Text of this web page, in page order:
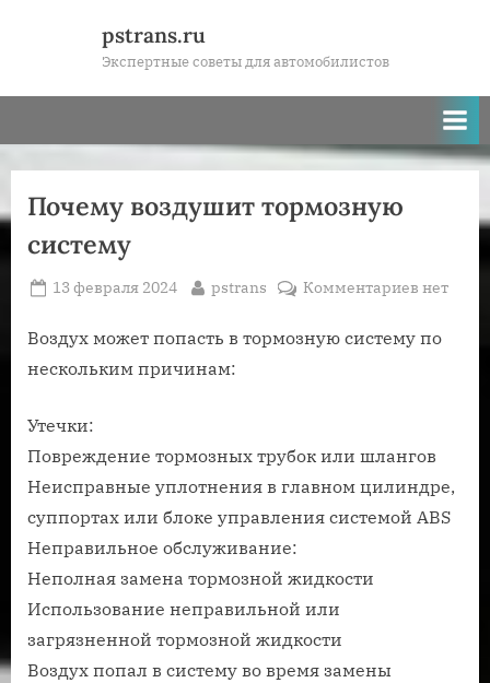
pstrans.ru
Экспертные советы для автомобилистов
Почему воздушит тормозную
систему
Posted
13 февраля 2024 By
pstrans Комментариевк
Почему
нет
Воздух может попасть в тормозную систему по
нескольким причинам:
Утечки:
Повреждение тормозных трубок или шлангов
Неисправные уплотнения в главном цилиндре,
суппортах или блоке управления системой ABS
Неправильное обслуживание:
Неполная замена тормозной жидкости
Использование неправильной или
загрязненной тормозной жидкости
Воздух попал в систему во время замены